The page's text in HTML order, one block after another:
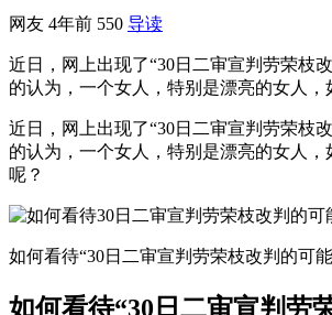
网友 4年前 550 导读
近日，网上出现了“30日二审宣判劳荣枝
的认为，一个女人，特别是漂亮的女人
近日，网上出现了“30日二审宣判劳荣枝
的认为，一个女人，特别是漂亮的女人
呢？
如何看待“30日二审宣判劳荣枝改判的可
如何看待“30日二审宣判劳